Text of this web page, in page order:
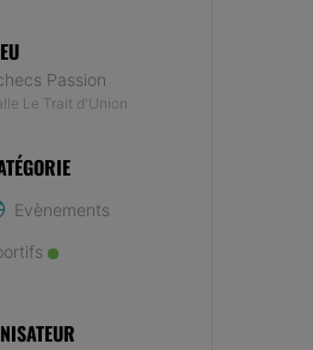
Passion
Le Trait d'Union
Evènements